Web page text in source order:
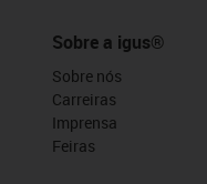
Sobre a igus®
Sobre nós
Carreiras
Imprensa
Feiras